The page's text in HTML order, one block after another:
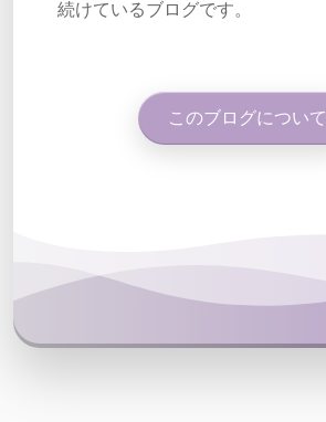
続けているブログです。
このブログについて